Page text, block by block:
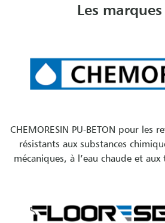
Les marques
CHEMORESIN PU-BETON pour les
résistants aux substances
mécaniques, à l’eau chaude et